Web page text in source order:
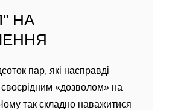
НА
пар, які насправді
«дозволом» на
так складно наважитися